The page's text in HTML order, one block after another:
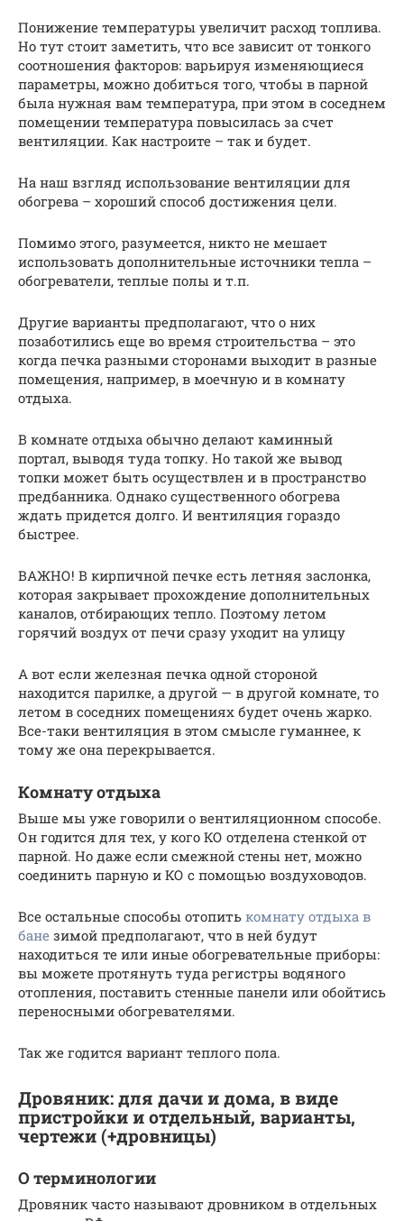
Понижение температуры увеличит расход топлива.
Но тут стоит заметить, что все зависит от тонкого
соотношения факторов: варьируя изменяющиеся
параметры, можно добиться того, чтобы в парной
была нужная вам температура, при этом в соседнем
помещении температура повысилась за счет
вентиляции. Как настроите – так и будет.
На наш взгляд использование вентиляции для
обогрева – хороший способ достижения цели.
Помимо этого, разумеется, никто не мешает
использовать дополнительные источники тепла –
обогреватели, теплые полы и т.п.
Другие варианты предполагают, что о них
позаботились еще во время строительства – это
когда печка разными сторонами выходит в разные
помещения, например, в моечную и в комнату
отдыха.
В комнате отдыха обычно делают каминный
портал, выводя туда топку. Но такой же вывод
топки может быть осуществлен и в пространство
предбанника. Однако существенного обогрева
ждать придется долго. И вентиляция гораздо
быстрее.
ВАЖНО! В кирпичной печке есть летняя заслонка,
которая закрывает прохождение дополнительных
каналов, отбирающих тепло. Поэтому летом
горячий воздух от печи сразу уходит на улицу
А вот если железная печка одной стороной
находится парилке, а другой — в другой комнате, то
летом в соседних помещениях будет очень жарко.
Все-таки вентиляция в этом смысле гуманнее, к
тому же она перекрывается.
Комнату отдыха
Выше мы уже говорили о вентиляционном способе.
Он годится для тех, у кого КО отделена стенкой от
парной. Но даже если смежной стены нет, можно
соединить парную и КО с помощью воздуховодов.
Все остальные способы отопить комнату отдыха в
бане зимой предполагают, что в ней будут
находиться те или иные обогревательные приборы:
вы можете протянуть туда регистры водяного
отопления, поставить стенные панели или обойтись
переносными обогревателями.
Так же годится вариант теплого пола.
Дровяник: для дачи и дома, в виде
пристройки и отдельный, варианты,
чертежи (+дровницы)
О терминологии
Дровяник часто называют дровником в отдельных